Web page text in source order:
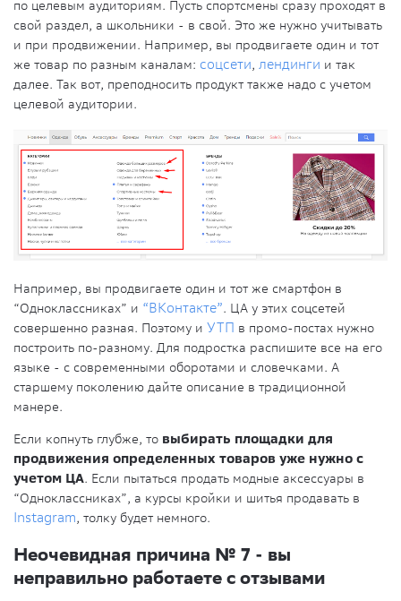
по целевым аудиториям. Пусть спортсмены сразу проходят в
свой раздел, а школьники - в свой. Это же нужно учитывать
и при продвижении. Например, вы продвигаете один и тот
же товар по разным каналам: соцсети, лендинги и так
далее. Так вот, преподносить продукт также надо с учетом
целевой аудитории.
Например, вы продвигаете один и тот же смартфон в
“Одноклассниках” и “ВКонтакте”. ЦА у этих соцсетей
совершенно разная. Поэтому и УТП в промо-постах нужно
построить по-разному. Для подростка распишите все на его
языке - с современными оборотами и словечками. А
старшему поколению дайте описание в традиционной
манере.
Если копнуть глубже, то выбирать площадки для
продвижения определенных товаров уже нужно с
учетом ЦА. Если пытаться продать модные аксессуары в
“Одноклассниках”, а курсы кройки и шитья продавать в
Instagram, толку будет немного.
Неочевидная причина № 7 - вы
неправильно работаете с отзывами